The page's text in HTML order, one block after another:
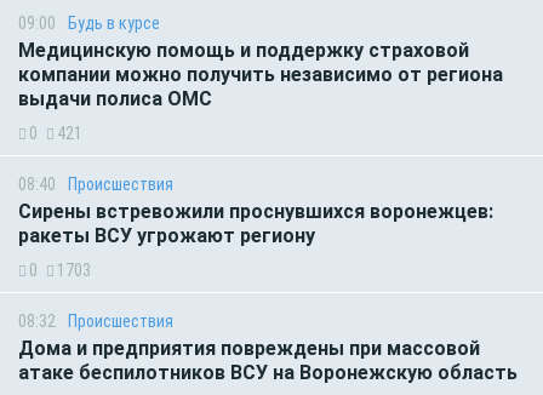
09:00 Будь в курсе
Медицинскую помощь и поддержку страховой
компании можно получить независимо от региона
выдачи полиса ОМС
0 421
08:40 Происшествия
Сирены встревожили проснувшихся воронежцев:
ракеты ВСУ угрожают региону
0 1703
08:32 Происшествия
Дома и предприятия повреждены при массовой
атаке беспилотников ВСУ на Воронежскую область